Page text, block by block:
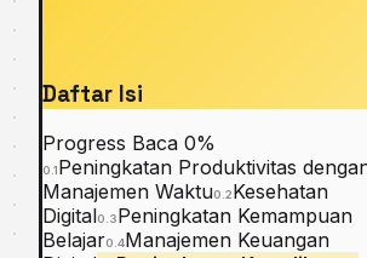
Daftar Isi
Progress Baca 0%
0.1Peningkatan Produktivitas
Manajemen Waktu0.2Kesehatan
Digital0.3Peningkatan Kemampuan
Belajar0.4Manajemen Keuangan